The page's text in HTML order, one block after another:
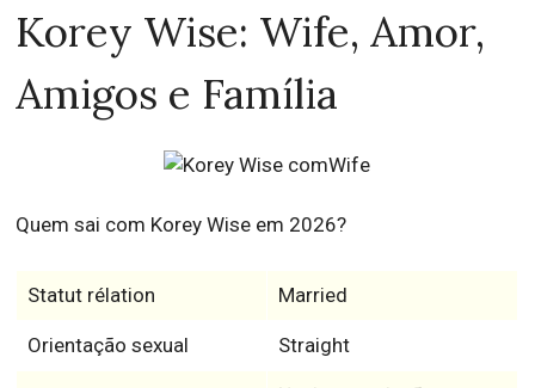
Korey Wise: Wife, Amor,
Amigos e Família
Quem sai com Korey Wise em 2026?
Statut rélation Married
Orientação sexual Straight